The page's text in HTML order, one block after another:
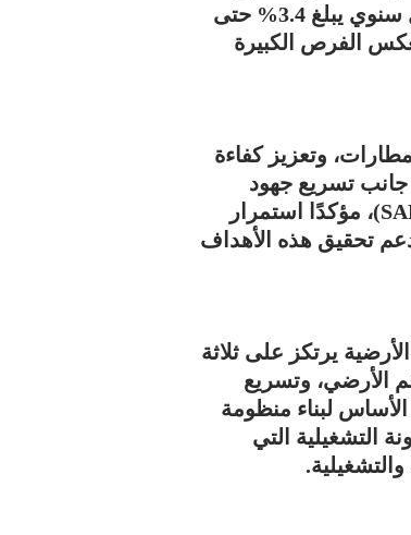
تشير إلى نمو الطلب على السفر الجوي في السوق المصرية بمعدل سنوي يبلغ 3.4% حتى
بما يعكس الفرص الكبيرة
وتعزيز كفاءة
جانب تسريع جهود
الاستدامة البيئية، خاصة فيما يتعلق بإنتاج وقود الطيران المستدام (SAF)، مؤكدًا استمرار
تحقيق هذه الأهداف
يرتكز على ثلاثة
الأرضي، وتسريع
الأساس لبناء منظومة
التشغيلية التي